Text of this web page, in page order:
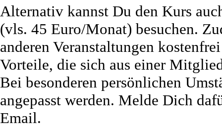
Alternativ kannst Du den Kurs
(vls. 45 Euro/Monat) besuchen.
anderen Veranstaltungen
Vorteile, die sich aus einer
Bei besonderen persönlichen
angepasst werden. Melde Dich
Email.